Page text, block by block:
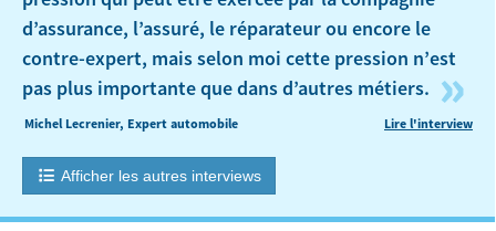
d’assurance, l’assuré, le réparateur ou encore le
contre-expert, mais selon moi cette pression n’est
pas plus importante que dans d’autres métiers. »
Michel Lecrenier, Expert automobile Lire l'interview
Afficher les autres interviews